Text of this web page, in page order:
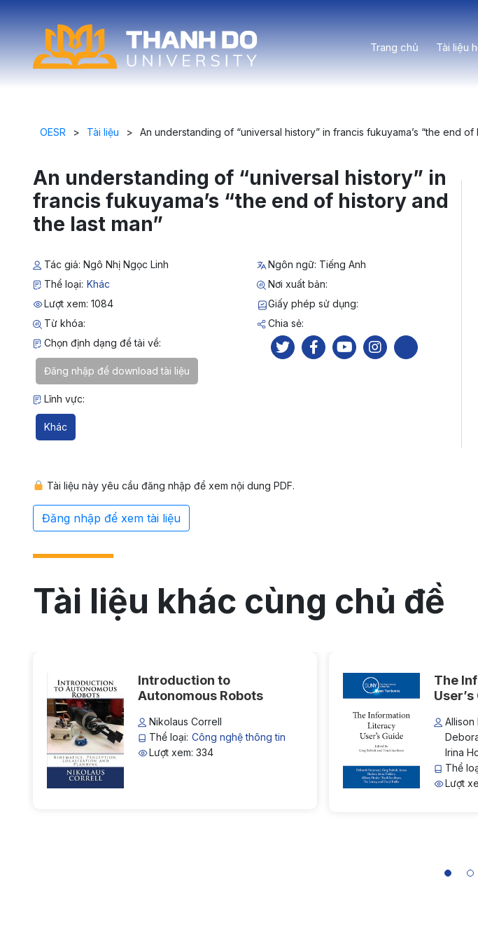
Trang chủ Tài liệu
OESR > Tài liệu > An understanding of “universal history” in francis fukuyama’s “the end of
An understanding of “universal history” in
francis fukuyama’s “the end of history and
the last man”
Tác giả: Ngô Nhị Ngọc Linh
Thể loại: Khác
Lượt xem: 1084
Từ khóa:
Chọn định dạng để tải về:
Đăng nhập để download tài liệu
Lĩnh vực:
Khác
Ngôn ngữ: Tiếng Anh
Nơi xuất bản:
Giấy phép sử dụng:
Chia sẻ:
Tài liệu này yêu cầu đăng nhập để xem nội dung PDF.
Đăng nhập để xem tài liệu
Tài liệu khác cùng chủ đề
Introduction to
Autonomous Robots
Nikolaus Correll
Thể loại: Công nghệ thông tin
Lượt xem: 334
The
User’s
Allison
Irina
Thể
Lượt